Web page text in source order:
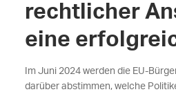
rechtlicher
eine
Im Juni 2024 werden die EU-
darüber abstimmen, welche